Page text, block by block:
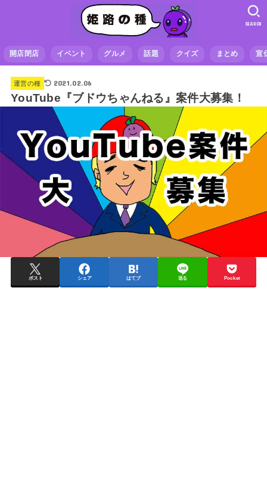
開店閉店 イベント グルメ 話題 クイズ まとめ 宣
SEARCH
運営の種 2021.02.06
YouTube『ブドウちゃんねる』案件大募集！
ポスト シェア はてブ 送る Pocket